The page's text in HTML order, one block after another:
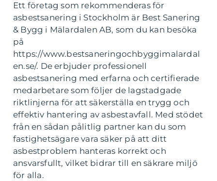
Ett företag som rekommenderas för
asbestsanering i Stockholm är Best Sanering
& Bygg i Mälardalen AB, som du kan besöka
på
https://www.bestsaneringochbyggimalardal
en.se/. De erbjuder professionell
asbestsanering med erfarna och certifierade
medarbetare som följer de lagstadgade
riktlinjerna för att säkerställa en trygg och
effektiv hantering av asbestavfall. Med stödet
från en sådan pålitlig partner kan du som
fastighetsägare vara säker på att ditt
asbestproblem hanteras korrekt och
ansvarsfullt, vilket bidrar till en säkrare miljö
för alla.